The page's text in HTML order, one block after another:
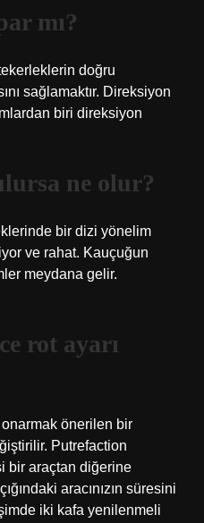
mı?
doğru
sağlamaktır. Direksiyon
biri direksiyon
ne olur?
bir dizi yönelim
ve rahat. Kauçuğun
meydana gelir.
rot ayarı
onarmak önerilen bir
Putrefaction
bir araçtan diğerine
aracınızın süresini
iki kafa yenilenmeli